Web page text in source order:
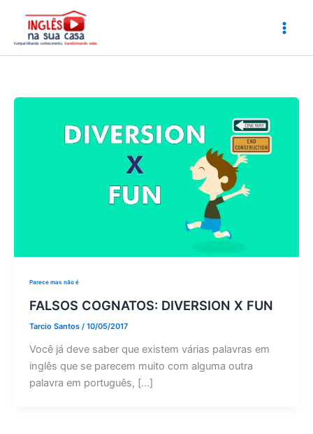
conteúdo
Parece mas não é
FALSOS COGNATOS: DIVERSION X FUN
Tarcio Santos / 10/05/2017
Você já deve saber que existem várias palavras em
inglês que se parecem muito com alguma outra
palavra em português, […]